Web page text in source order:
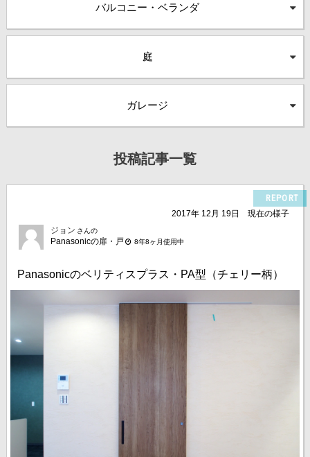
バルコニー・ベランダ
庭
ガレージ
投稿記事一覧
REPORT
2017年 12月 19日
現在の様子
ジョン さんの
Panasonicの扉・戸 8年8ヶ月使用中
Panasonicのベリティスプラス・PA型（チェリー柄）